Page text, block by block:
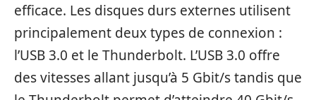
efficace. Les disques durs externes utilisent
principalement deux types de connexion :
l’USB 3.0 et le Thunderbolt. L’USB 3.0 offre
des vitesses allant jusqu’à 5 Gbit/s tandis que